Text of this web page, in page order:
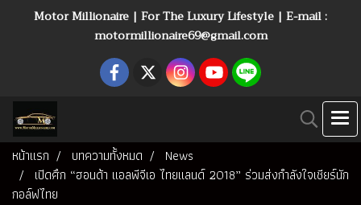
Motor Millionaire | For The Luxury Lifestyle | E-mail :
motormillionaire69@gmail.com
หน้าแรก บทความทั้งหมด
News
เปิดศึก “ฮอนด้า แอลพีจีเอ ไทยแลนด์ 2018” ร่วมส่งกำลังใจเชียร์นัก
กอล์ฟไทย